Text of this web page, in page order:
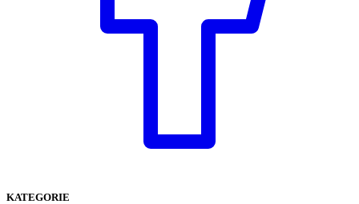
KATEGORIE